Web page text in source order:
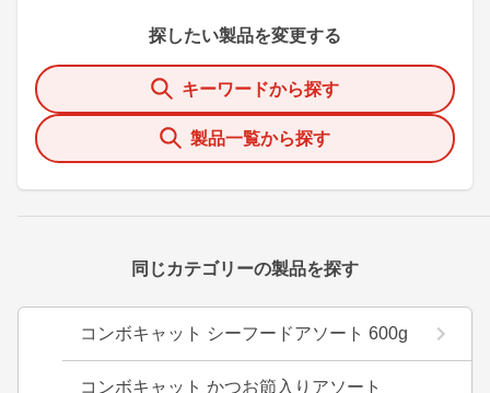
探したい製品を変更する
キーワードから探す
製品一覧から探す
同じカテゴリーの製品を探す
コンボキャット シーフードアソート 600g
コンボキャット かつお節入りアソート